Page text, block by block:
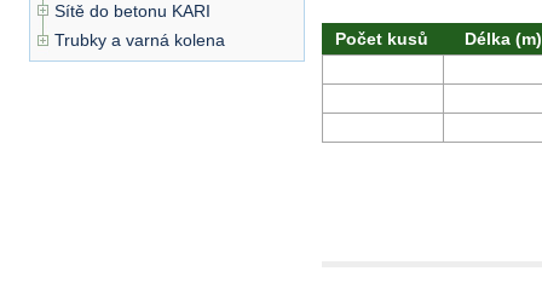
Sítě do betonu KARI
Trubky a varná kolena
Počet kusů Délka (m)